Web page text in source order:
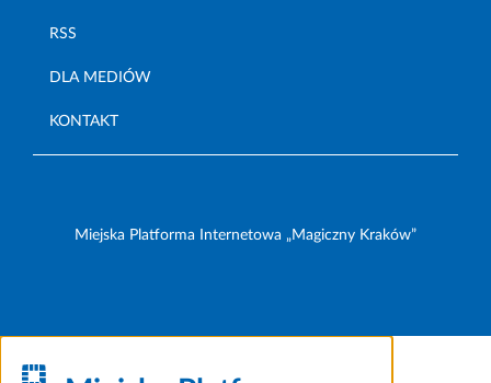
RSS
DLA MEDIÓW
KONTAKT
Miejska Platforma Internetowa „Magiczny Kraków”